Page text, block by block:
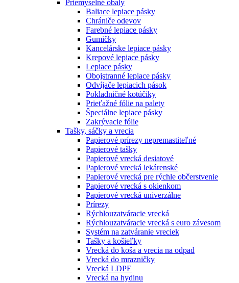
Priemyselné obaly
Baliace lepiace pásky
Chrániče odevov
Farebné lepiace pásky
Gumičky
Kancelárske lepiace pásky
Krepové lepiace pásky
Lepiace pásky
Obojstranné lepiace pásky
Odvíjače lepiacich pások
Pokladničné kotúčiky
Prieťažné fólie na palety
Špeciálne lepiace pásky
Zakrývacie fólie
Tašky, sáčky a vrecia
Papierové prírezy nepremastiteľné
Papierové tašky
Papierové vrecká desiatové
Papierové vrecká lekárenské
Papierové vrecká pre rýchle občerstvenie
Papierové vrecká s okienkom
Papierové vrecká univerzálne
Prírezy
Rýchlouzatváracie vrecká
Rýchlouzatváracie vrecká s euro závesom
Systém na zatváranie vreciek
Tašky a košieľky
Vrecká do koša a vrecia na odpad
Vrecká do mrazničky
Vrecká LDPE
Vrecká na hydinu